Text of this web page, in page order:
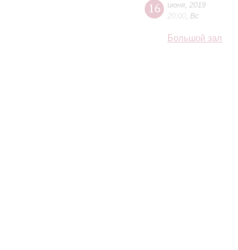
16 июня 2019
20:00 Вс
Большой зал